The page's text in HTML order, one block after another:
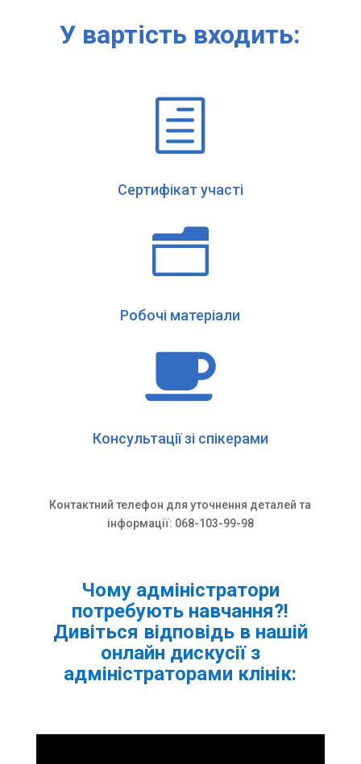
У вартість входить:
h
Сертифікат участі
n
Робочі матеріали

Консультації зі спікерами
Контактний телефон для уточнення деталей та
інформації: 068-103-99-98
Чому адміністратори
потребують навчання?!
Дивіться відповідь в нашій
онлайн дискусії з
адміністраторами клінік: